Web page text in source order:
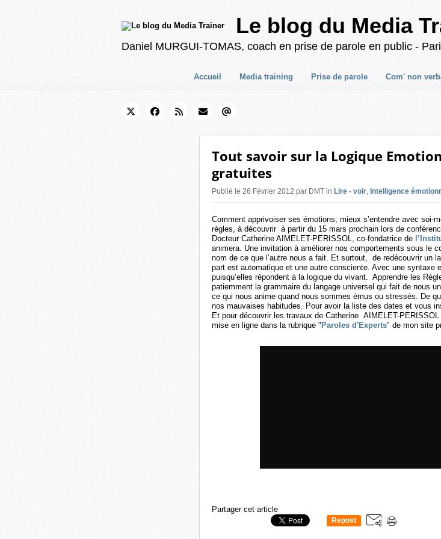
Le blog du Media
Daniel MURGUI-TOMAS, coach en prise de parole en public -
Accueil Media training Prise de parole Com' non
Tout savoir sur la Logique
gratuites
Publié le 26 Février 2012 par DMT in Lire - voir, Intelligence
Comment apprivoiser ses émotions, mieux s’entendre avec
règles, à découvrir à partir du 15 mars prochain lors de
Docteur Catherine AIMELET-PERISSOL, co-fondatrice de
animera. Une invitation à améliorer nos comportements sous le
nom de ce que l’autre nous a fait. Et surtout, de redécouvrir un
part est automatique et une autre consciente. Avec une syntaxe
puisqu’elles répondent à la logique du vivant. Apprendre les
patiemment la grammaire du langage universel qui fait de nous
ce qui nous anime quand nous sommes émus ou stressés. De
nos mauvaises habitudes. Pour avoir la liste des dates et vous
Et pour découvrir les travaux de Catherine AIMELET-
mise en ligne dans la rubrique " Paroles d'Experts" de mon site
Partager cet article
Repost